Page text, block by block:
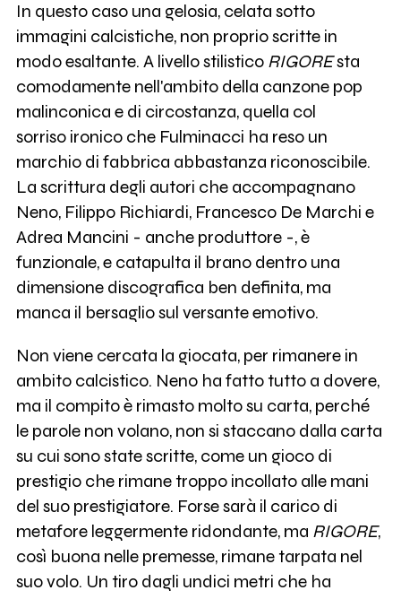
In questo caso una gelosia, celata sotto
immagini calcistiche, non proprio scritte in
modo esaltante. A livello stilistico RIGOREsta
comodamente nell'ambito della canzone pop
malinconica e di circostanza, quella col
sorriso ironico che Fulminacci ha reso un
marchio di fabbrica abbastanza riconoscibile.
La scrittura degli autori che accompagnano
Neno, Filippo Richiardi, Francesco De Marchi e
Adrea Mancini - anche produttore -, è
funzionale, e catapulta il brano dentro una
dimensione discografica ben definita, ma
manca il bersaglio sul versante emotivo.
Non viene cercata la giocata, per rimanere in
ambito calcistico. Neno ha fatto tutto a dovere,
ma il compito è rimasto molto su carta, perché
le parole non volano, non si staccano dalla carta
su cui sono state scritte, come un gioco di
prestigio che rimane troppo incollato alle mani
del suo prestigiatore. Forse sarà il carico di
metafore leggermente ridondante, ma RIGORE,
così buona nelle premesse, rimane tarpata nel
suo volo. Un tiro dagli undici metri che ha